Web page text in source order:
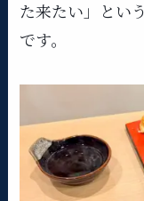
た来たい」とい
です。